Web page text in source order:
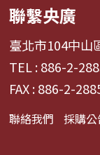
聯繫央廣
臺北市104中山
TEL : 886-2-
FAX : 886-2-
聯絡我們 採購公